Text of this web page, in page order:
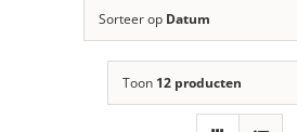
Sorteer op Datum
Toon 12 producten